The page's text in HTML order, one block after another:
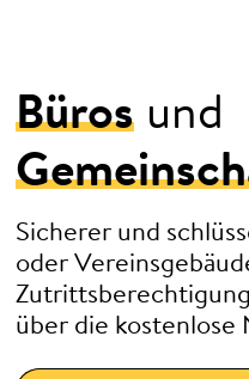
Büros und
Sicherer und
oder
über die kostenlose